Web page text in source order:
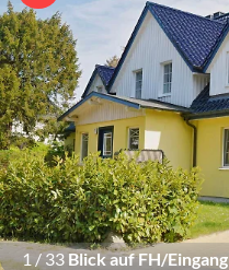
1 /33 Blick auf FH/Eingang